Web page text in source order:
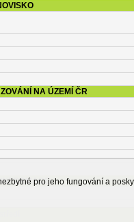
NA ÚZEMÍ ČR
pro jeho fungování a